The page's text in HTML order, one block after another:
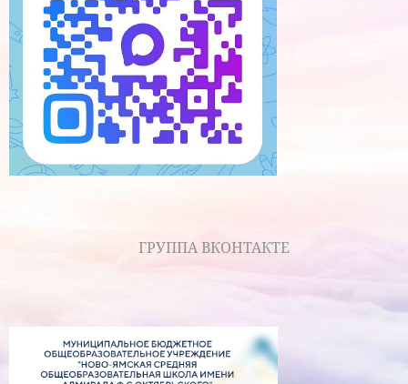
ГРУППА ВКОНТАКТЕ